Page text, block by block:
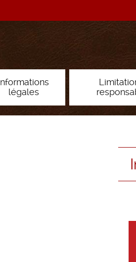
Informations
légales